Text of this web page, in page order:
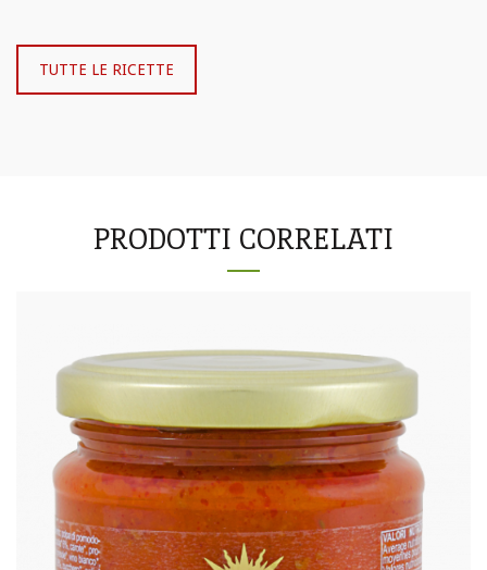
TUTTE LE RICETTE
PRODOTTI CORRELATI